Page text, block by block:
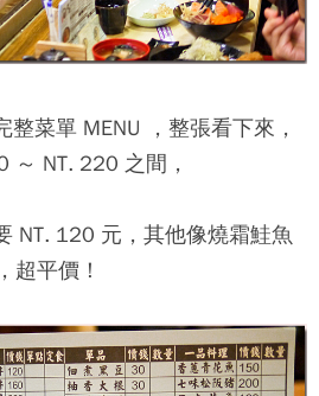
整菜單 MENU ，整張看下來，
～ NT. 220 之間，
NT. 120 元，其他像燒霜鮭魚
超平價！